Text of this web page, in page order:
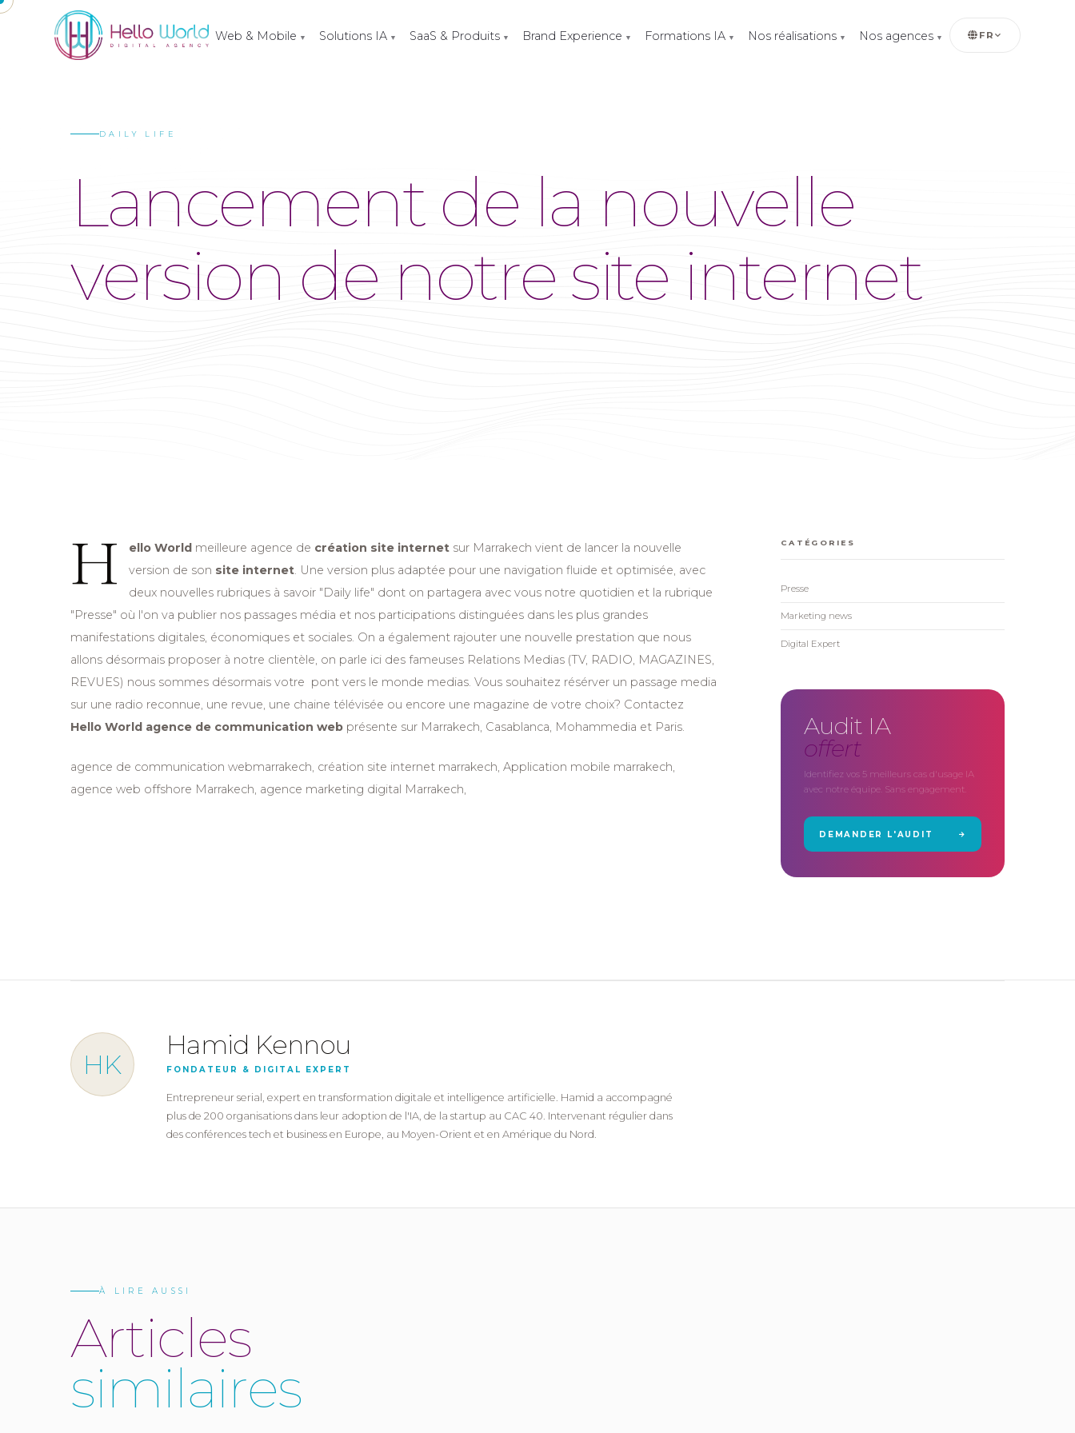
Web & Mobile ▼ Solutions IA ▼ SaaS & Produits ▼ Brand Experience ▼ Formations IA ▼ Nos réalisations ▼ Nos agences ▼ FR
DAILY LIFE
Lancement de la nouvelle
version de notre site internet
H ello World meilleure agence de création site internet sur Marrakech vient de lancer la nouvelle
version de son site internet. Une version plus adaptée pour une navigation fluide et optimisée, avec
deux nouvelles rubriques à savoir "Daily life" dont on partagera avec vous notre quotidien et la rubrique
"Presse" où l'on va publier nos passages média et nos participations distinguées dans les plus grandes
manifestations digitales, économiques et sociales. On a également rajouter une nouvelle prestation que nous
allons désormais proposer à notre clientèle, on parle ici des fameuses Relations Medias (TV, RADIO, MAGAZINES,
REVUES) nous sommes désormais votre pont vers le monde medias. Vous souhaitez résérver un passage media
sur une radio reconnue, une revue, une chaine télévisée ou encore une magazine de votre choix? Contactez
Hello World agence de communication web présente sur Marrakech, Casablanca, Mohammedia et Paris.
agence de communication webmarrakech, création site internet marrakech, Application mobile marrakech,
agence web offshore Marrakech, agence marketing digital Marrakech,
CATÉGORIES
Presse
Marketing news
Digital Expert
Audit IA
offert
Identifiez vos 5 meilleurs cas d'usage IA
avec notre équipe. Sans engagement.
DEMANDER L'AUDIT
HK
Hamid Kennou
FONDATEUR & DIGITAL EXPERT
Entrepreneur serial, expert en transformation digitale et intelligence artificielle. Hamid a accompagné
plus de 200 organisations dans leur adoption de l'IA, de la startup au CAC 40. Intervenant régulier dans
des conférences tech et business en Europe, au Moyen-Orient et en Amérique du Nord.
À LIRE AUSSI
Articles
similaires